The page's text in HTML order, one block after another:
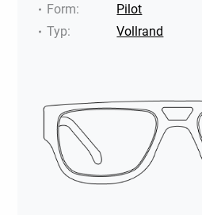
Form:
Pilot
Typ: Vollrand